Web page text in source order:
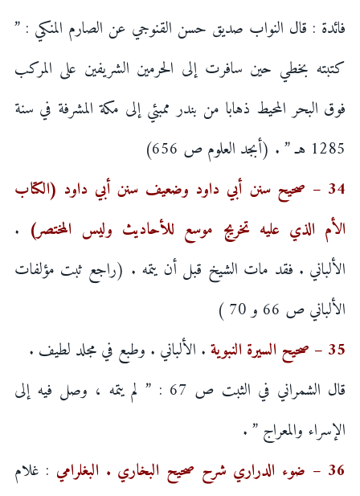
فائدة : قال النواب صديق حسن القنوجي عن الصارم المنكي : ”
كتبته بخطي حين سافرت إلى الحرمين الشريفين على المركب
فوق البحر المحيط ذهابا من بندر ممبئي إلى مكة المشرفة في سنة
1285 هـ ” . (أبجد العلوم ص 656)
34 – صحيح سنن أبي داود وضعيف سنن أبي داود (الكتاب
الأم الذي عليه تخريج موسع للأحاديث وليس المختصر) .
الألباني . فقد مات الشيخ قبل أن يتمه . (راجع ثبت مؤلفات
الألباني ص 66 و 70 )
35 – صحيح السيرة النبوية
. الألباني . وطبع في مجلد لطيف .
قال الشمراني في الثبت ص 67 : ” لم يتمه ، وصل فيه إلى
الإسراء والمعراج ” .
36 – ضوء الدراري شرح صحيح البخاري . البغلرامي
: غلام